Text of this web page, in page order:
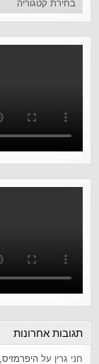
תגובות אחרונות
חני גרין על